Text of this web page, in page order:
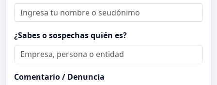
¿Sabes o sospechas quién es?
Comentario / Denuncia